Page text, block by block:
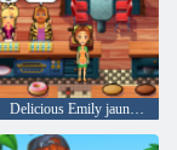
Delicious Emily jauns sākums